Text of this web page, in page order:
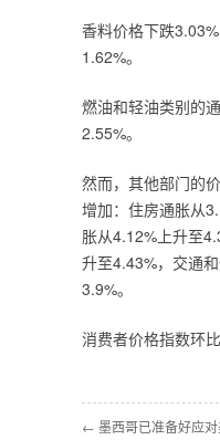
香料价格下跌
1.62%。
燃油和轻油类别的
2.55%。
然而，其他部门的
增加：住房通胀从
胀从4.12%上升至
升至4.43%，交通
3.9%。
消费者价格指数环
← 墨西哥已准备好应